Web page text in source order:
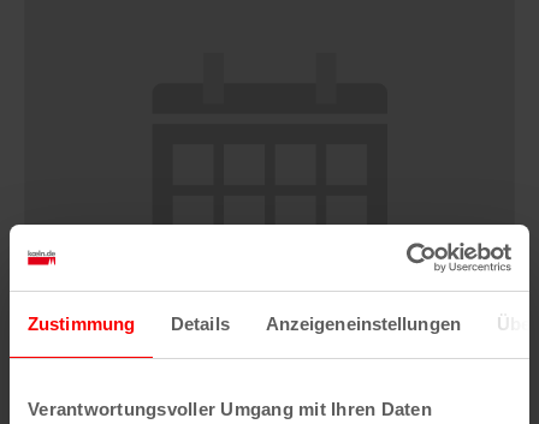
Zustimmung Details Anzeigeneinstellungen
Verantwortungsvoller Umgang mit Ihren Daten